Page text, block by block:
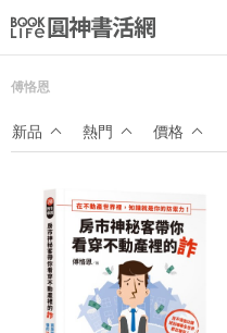
Netflix話題章魚小說！
傅恪恩
新品 熱門 價格